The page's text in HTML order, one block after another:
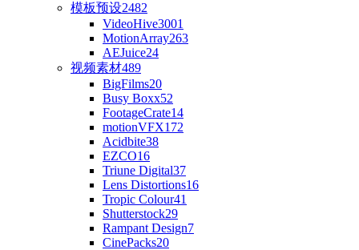
模板预设2482
VideoHive3001
MotionArray263
AEJuice24
视频素材489
BigFilms20
Busy Boxx52
FootageCrate14
motionVFX172
Acidbite38
EZCO16
Triune Digital37
Lens Distortions16
Tropic Colour41
Shutterstock29
Rampant Design7
CinePacks20